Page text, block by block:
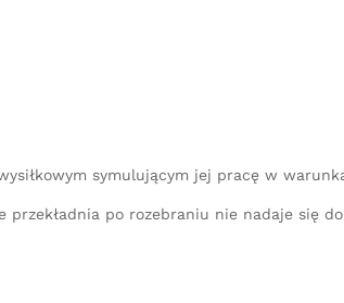
symulującym jej pracę w
po rozebraniu nie nadaje się